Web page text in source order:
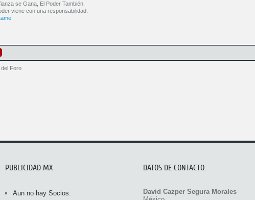
se Gana, El Poder También.
viene con una responsabilidad.
Foro
PUBLICIDAD MX
Aun no hay Socios.
DATOS DE CONTACTO.
David Cazper Segura Morales